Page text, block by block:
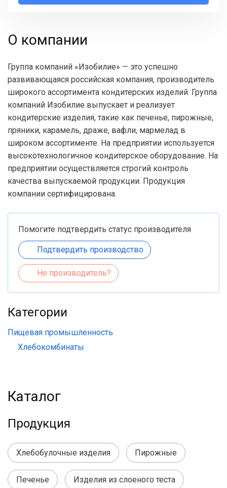
О компании
Группа компаний «Изобилие» — это успешно
развивающаяся российская компания, производитель
широкого ассортимента кондитерских изделий. Группа
компаний Изобилие выпускает и реализует
кондитерские изделия, такие как печенье, пирожные,
пряники, карамель, драже, вафли, мармелад в
широком ассортименте. На предприятии используется
высокотехнологичное кондитерское оборудование. На
предприятии осуществляется строгий контроль
качества выпускаемой продукции. Продукция
компании сертифицирована.
Помогите подтвердить статус производителя
Подтвердить производство
Не производитель?
Категории
Пищевая промышленность
Хлебокомбинаты
Каталог
Продукция
Хлебобулочные изделия Пирожные
Печенье Изделия из слоеного теста